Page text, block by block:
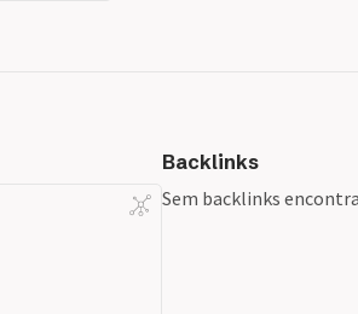
Backlinks
Sem backlinks